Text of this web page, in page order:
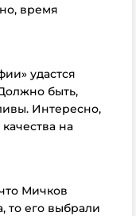
время
удастся
быть,
Интересно,
на
Мичков
то его выбрали